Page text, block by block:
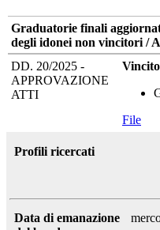
Graduatorie finali
degli idonei non vincitori /
DD. 20/2025 -
APPROVAZIONE
ATTI
File
Profili ricercati
Data di emanazione